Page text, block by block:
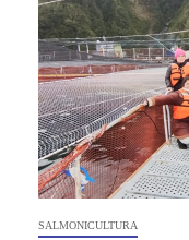
SALMONICULTURA